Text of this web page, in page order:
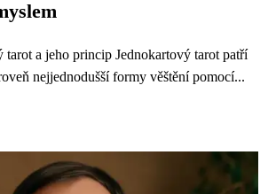
tarot a jeho princip Jednokartový tarot patří
nejjednodušší formy věštění pomocí...